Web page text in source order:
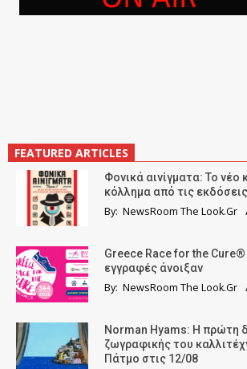
FEATURED ARTICLES
Φονικά αινίγματα: Το νέο
κόλλημα από τις
By: NewsRoom The Look.Gr
Greece Race for the Cure®
εγγραφές άνοιξαν
By: NewsRoom The Look.Gr
Norman Hyams: Η πρώτη
ζωγραφικής του
Πάτμο στις 12/08